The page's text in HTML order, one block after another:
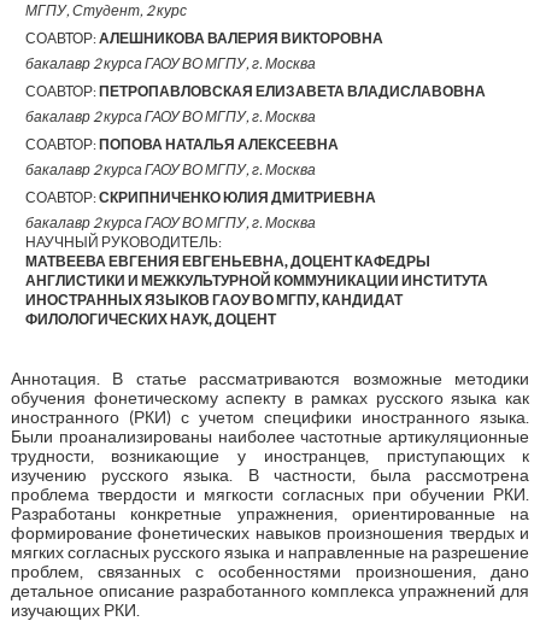
МГПУ, Студент, 2 курс
СОАВТОР:АЛЕШНИКОВА ВАЛЕРИЯ ВИКТОРОВНА
бакалавр 2 курса ГАОУ ВО МГПУ, г. Москва
СОАВТОР:ПЕТРОПАВЛОВСКАЯ ЕЛИЗАВЕТА ВЛАДИСЛАВОВНА
бакалавр 2 курса ГАОУ ВО МГПУ, г. Москва
СОАВТОР:ПОПОВА НАТАЛЬЯ АЛЕКСЕЕВНА
бакалавр 2 курса ГАОУ ВО МГПУ, г. Москва
СОАВТОР:СКРИПНИЧЕНКО ЮЛИЯ ДМИТРИЕВНА
бакалавр 2 курса ГАОУ ВО МГПУ, г. Москва
НАУЧНЫЙ РУКОВОДИТЕЛЬ:
МАТВЕЕВА ЕВГЕНИЯ ЕВГЕНЬЕВНА, ДОЦЕНТ КАФЕДРЫ
АНГЛИСТИКИ И МЕЖКУЛЬТУРНОЙ КОММУНИКАЦИИ ИНСТИТУТА
ИНОСТРАННЫХ ЯЗЫКОВ ГАОУ ВО МГПУ, КАНДИДАТ
ФИЛОЛОГИЧЕСКИХ НАУК, ДОЦЕНТ
Аннотация. В статье рассматриваются возможные методики
обучения фонетическому аспекту в рамках русского языка как
иностранного (РКИ) с учетом специфики иностранного языка.
Были проанализированы наиболее частотные артикуляционные
трудности, возникающие у иностранцев, приступающих к
изучению русского языка. В частности, была рассмотрена
проблема твердости и мягкости согласных при обучении РКИ.
Разработаны конкретные упражнения, ориентированные на
формирование фонетических навыков произношения твердых и
мягких согласных русского языка и направленные на разрешение
проблем, связанных с особенностями произношения, дано
детальное описание разработанного комплекса упражнений для
изучающих РКИ.